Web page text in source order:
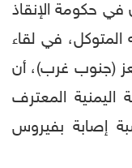
في حكومة الإنقاذ
المتوكل، في لقاء
(جنوب غرب)، أن
اليمنية المعترف
إصابة بفيروس